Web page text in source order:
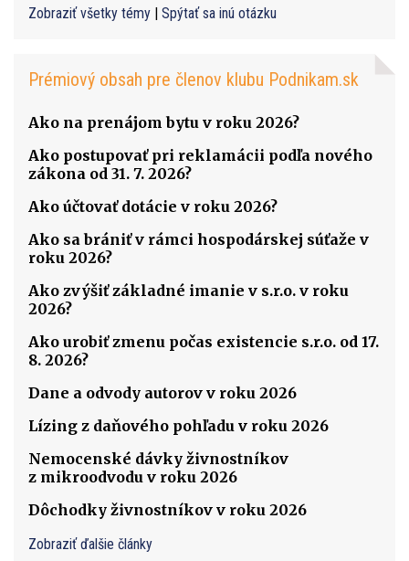
Zobraziť všetky témy | Spýtať sa inú otázku
Prémiový obsah pre členov klubu Podnikam.sk
Ako na prenájom bytu v roku 2026?
Ako postupovať pri reklamácii podľa nového
zákona od 31. 7. 2026?
Ako účtovať dotácie v roku 2026?
Ako sa brániť v rámci hospodárskej súťaže v
roku 2026?
Ako zvýšiť základné imanie v s.r.o. v roku
2026?
Ako urobiť zmenu počas existencie s.r.o. od 17.
8. 2026?
Dane a odvody autorov v roku 2026
Lízing z daňového pohľadu v roku 2026
Nemocenské dávky živnostníkov
z mikroodvodu v roku 2026
Dôchodky živnostníkov v roku 2026
Zobraziť ďalšie články